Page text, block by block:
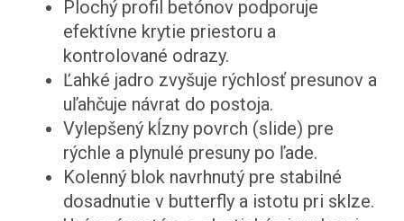
Plochý profil betónov podporuje
efektívne krytie priestoru a
kontrolované odrazy.
Ľahké jadro zvyšuje rýchlosť presunov a
uľahčuje návrat do postoja.
Vylepšený kĺzny povrch (slide) pre
rýchle a plynulé presuny po ľade.
Kolenný blok navrhnutý pre stabilné
dosadnutie v butterfly a istotu pri sklze.